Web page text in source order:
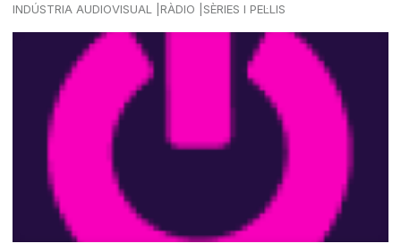
INDÚSTRIA AUDIOVISUAL
RÀDIO SÈRIES I PEL·LIS